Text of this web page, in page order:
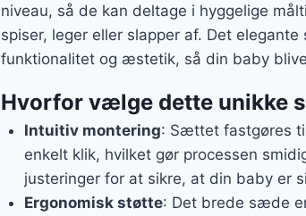
niveau, så de kan deltage i hyggelige
spiser, leger eller slapper af. Det
funktionalitet og æstetik, så din baby
Hvorfor vælge dette unikke
Intuitiv montering: Sættet fastgøres
enkelt klik, hvilket gør processen
justeringer for at sikre, at din baby er
Ergonomisk støtte: Det brede sæde